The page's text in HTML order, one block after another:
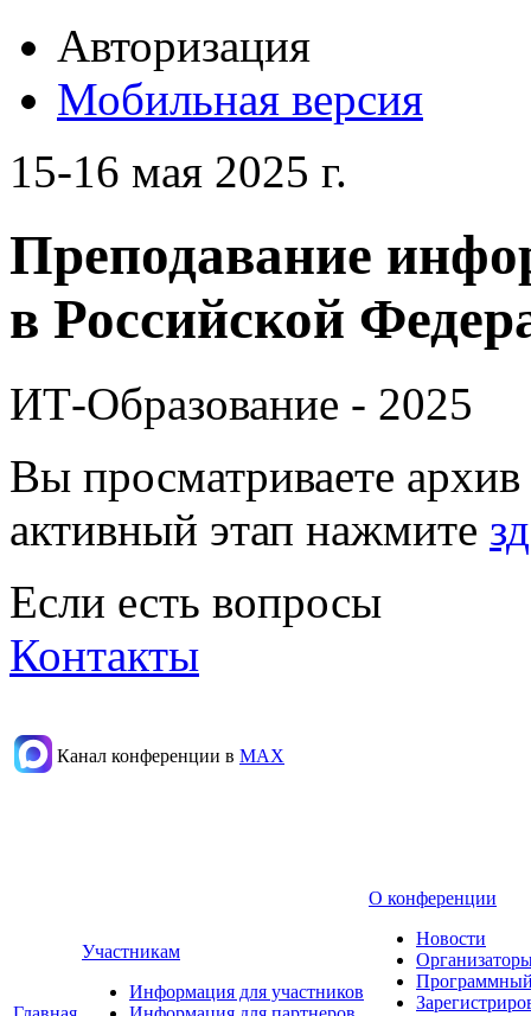
Авторизация
Мобильная версия
15-16 мая 2025 г.
Преподавание
в Российской
ИТ-Образование - 2025
Вы просматриваете
активный этап нажмите
Если есть вопросы
Контакты
Канал конференции в МАХ
Участникам
Информация для участников
О конференции
Новости